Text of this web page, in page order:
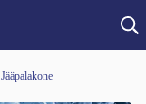
Jääpalakone